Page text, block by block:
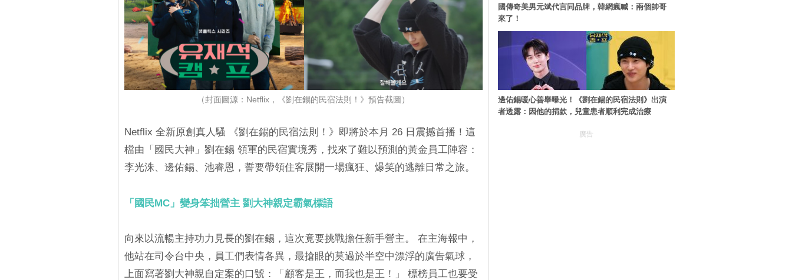
（封面圖源：Netflix，《劉在錫的民宿法則！》預告截圖）
Netflix 全新原創真人騷 《劉在錫的民宿法則！》即將於本月 26 日震撼首播！這
檔由「國民大神」劉在錫 領軍的民宿實境秀，找來了難以預測的黃金員工陣容：
李光洙、邊佑錫、池睿恩，誓要帶領住客展開一場瘋狂、爆笑的逃離日常之旅。
「國民MC」變身笨拙營主 劉大神親定霸氣標語
向來以流暢主持功力見長的劉在錫，這次竟要挑戰擔任新手營主。 在主海報中，
他站在司令台中央，員工們表情各異，最搶眼的莫過於半空中漂浮的廣告氣球，
上面寫著劉大神親自定案的口號：「顧客是王，而我也是王！」 標榜員工也要受
國傳奇美男元斌代言同品牌，韓網瘋喊：兩個帥哥
來了！
邊佑錫暖心善舉曝光！《劉在錫的民宿法則》出演
者透露：因他的捐款，兒童患者順利完成治療
廣告